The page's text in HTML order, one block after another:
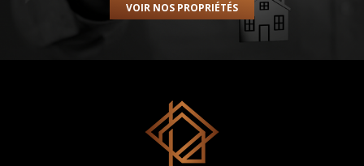
VOIR NOS PROPRIÉTÉS